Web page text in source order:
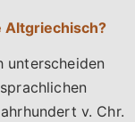
Altgriechisch?
unterscheiden
v. Chr.